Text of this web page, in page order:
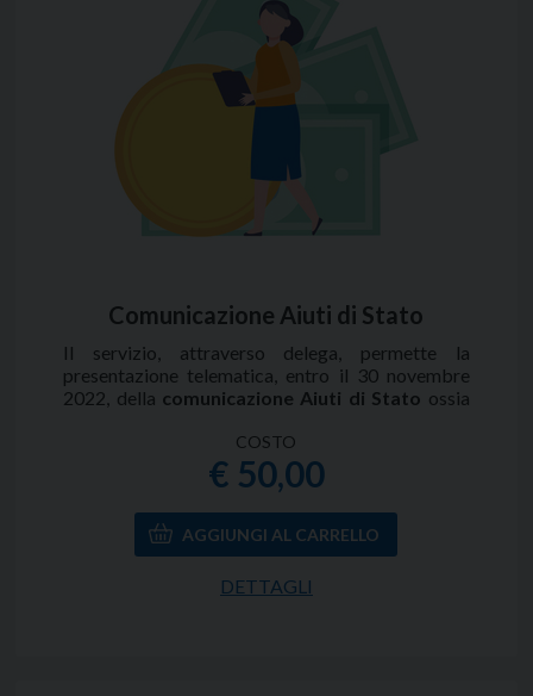
euro per almeno sette giorni lavorativi continui.
Il servizio prevede anche la redazione del fac -
simile Quadro RT della Dichiarazione dei Redditi.
Il costo è per ciascuna valuta da elaborare.
Comunicazione Aiuti di Stato
Il servizio, attraverso delega, permette la
presentazione telematica, entro il 30 novembre
2022, della comunicazione Aiuti di Stato ossia
rispetto dei requisiti di cui alle sezioni 3.1 e 3.12
del temporay framework per le misure di aiuto a
sostegno dell'economia nell'emergenza
epidemiologica da Covid - 19.
COSTO
€ 50,00
DETTAGLI